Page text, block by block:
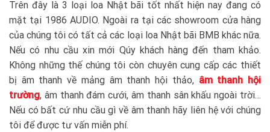
Trên đây là 3 loại loa Nhật bãi tốt nhất hiện nay đang có
mặt tại 1986 AUDIO. Ngoài ra tại các showroom cửa hàng
của chúng tôi có tất cả các loại loa Nhật bãi BMB khác nữa.
Nếu có nhu cầu xin mới Qúy khách hàng đến tham khảo.
Không những thế chúng tôi còn chuyên cung cấp các thiết
bị âm thanh về mảng âm thanh hội thảo, âm thanh hội
trường, âm thanh đám cưới, âm thanh sân khấu ngoài trời…
Nếu có bất cứ nhu cầu gì về âm thanh hãy liên hệ với chúng
tôi để được tư vấn miễn phí.